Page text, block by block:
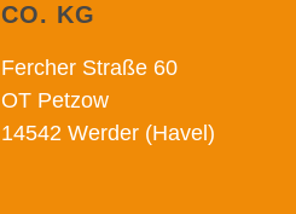
CO. KG
Fercher Straße 60
OT Petzow
14542 Werder (Havel)